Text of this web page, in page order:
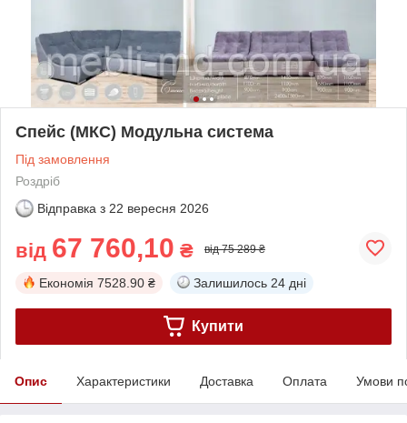
Спейс (МКС) Модульна система
Під замовлення
Роздріб
Відправка з 22 вересня 2026
від 67 760,10 ₴ від 75 289 ₴
Економія 7528.90 ₴ Залишилось 24 дні
Купити
Опис Характеристики Доставка Оплата Умови